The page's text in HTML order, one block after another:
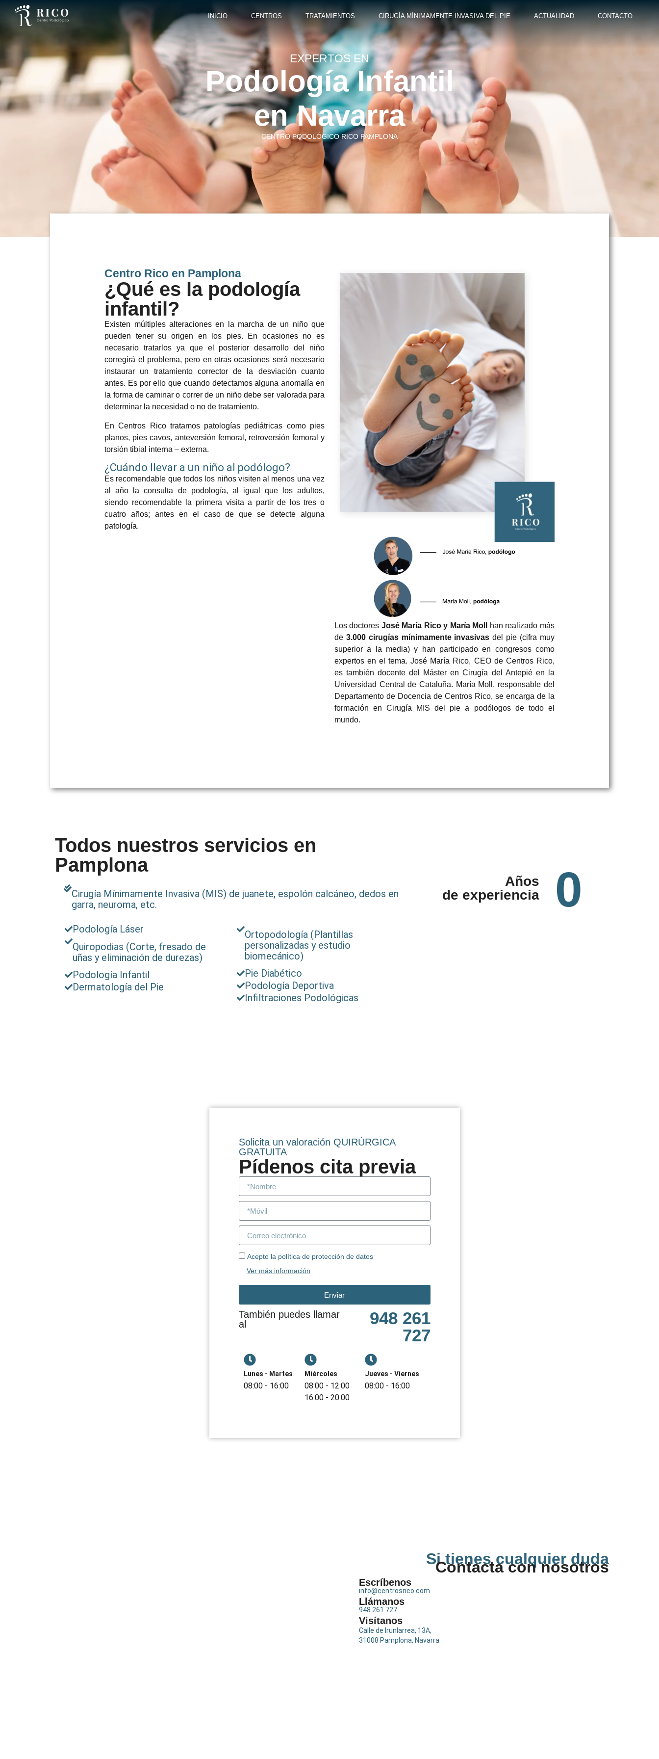
INICIO CENTROS TRATAMIENTOS CIRUGÍA MÍNIMAMENTE INVASIVA DEL PIE ACTUALIDAD CONTACTO
EXPERTOS EN
Podología Infantil
en Navarra
CENTRO PODOLÓGICO RICO PAMPLONA
Centro Rico en Pamplona
¿Qué es la podología
infantil?
Existen múltiples alteraciones en la marcha de un niño que
pueden tener su origen en los pies. En ocasiones no es
necesario tratarlos ya que el posterior desarrollo del niño
corregirá el problema, pero en otras ocasiones será necesario
instaurar un tratamiento corrector de la desviación cuanto
antes. Es por ello que cuando detectamos alguna anomalía en
la forma de caminar o correr de un niño debe ser valorada para
determinar la necesidad o no de tratamiento.
En Centros Rico tratamos patologías pediátricas como pies
planos, pies cavos, anteversión femoral, retroversión femoral y
torsión tibial interna – externa.
¿Cuándo llevar a un niño al podólogo?
Es recomendable que todos los niños visiten al menos una vez
al año la consulta de podología, al igual que los adultos,
siendo recomendable la primera visita a partir de los tres o
cuatro años; antes en el caso de que se detecte alguna
patología.
Los doctores José María Rico y María Moll
han realizado más
de 3.000 cirugías mínimamente invasivas del pie (cifra muy
superior a la media) y han participado en congresos como
expertos en el tema. José María Rico, CEO de Centros Rico,
es también docente del Máster en Cirugía del Antepié en la
Universidad Central de Cataluña. María Moll, responsable del
Departamento de Docencia de Centros Rico, se encarga de la
formación en Cirugía MIS del pie a podólogos de todo el
mundo.
Todos nuestros servicios en
Pamplona
Cirugía Mínimamente Invasiva (MIS) de juanete, espolón calcáneo, dedos en
garra, neuroma, etc.
Podología Láser
Quiropodias (Corte, fresado de
uñas y eliminación de durezas)
Podología Infantil
Dermatología del Pie
Ortopodología (Plantillas
personalizadas y estudio
biomecánico)
Pie Diabético
Podología Deportiva
Infiltraciones Podológicas
Años
de experiencia
0
Solicita un valoración QUIRÚRGICA
GRATUITA
Pídenos cita previa
Acepto la política de protección de datos
Ver más información
Enviar
También puedes llamar
al
948 261
727
Lunes - Martes
08:00 - 16:00
Miércoles
08:00 - 12:00
16:00 - 20:00
Jueves - Viernes
08:00 - 16:00
Si tienes cualquier duda
Contacta con nosotros
Escríbenos
info@centrosrico.com
Llámanos
948 261 727
Visítanos
Calle de Irunlarrea, 13A,
31008 Pamplona, Navarra